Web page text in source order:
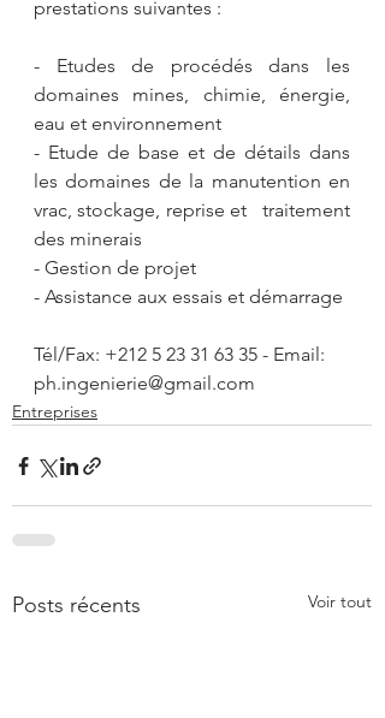
prestations suivantes :
- Etudes de procédés dans les
domaines mines, chimie, énergie,
eau et environnement
- Etude de base et de détails dans
les domaines de la manutention en
vrac, stockage, reprise et   traitement
des minerais
- Gestion de projet
- Assistance aux essais et démarrage
Tél/Fax: +212 5 23 31 63 35 - Email:
ph.ingenierie@gmail.com
Entreprises
Posts récents Voir tout